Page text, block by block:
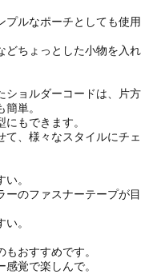
プルなポーチとしても使用
どちょっとした小物を入れ
ショルダーコードは、片方
単。
もできます。
て、様々なスタイルにチェ
。
ーのファスナーテープが目
。
おすすめです。
覚で楽しんで。